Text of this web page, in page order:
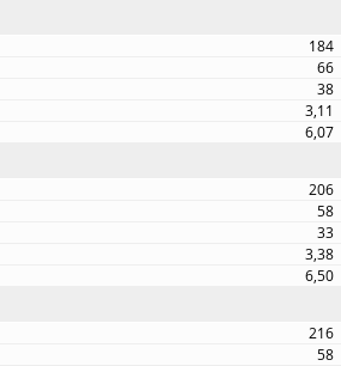
184
66
38
3,11
6,07
206
58
33
3,38
6,50
216
58